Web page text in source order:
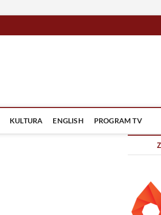
KULTURA ENGLISH PROGRAM TV